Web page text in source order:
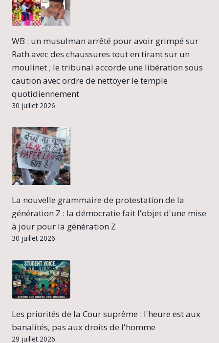
WB : un musulman arrêté pour avoir grimpé sur
Rath avec des chaussures tout en tirant sur un
moulinet ; le tribunal accorde une libération sous
caution avec ordre de nettoyer le temple
quotidiennement
30 juillet 2026
La nouvelle grammaire de protestation de la
génération Z : la démocratie fait l'objet d'une mise
à jour pour la génération Z
30 juillet 2026
Les priorités de la Cour suprême : l'heure est aux
banalités, pas aux droits de l'homme
29 juillet 2026